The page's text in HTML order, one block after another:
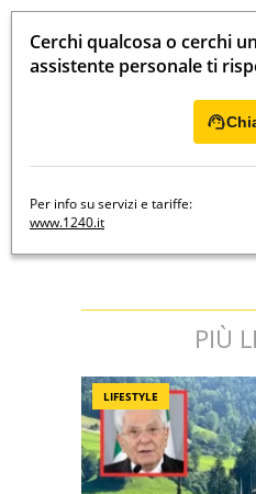
Cerchi qualcosa o cerchi
assistente personale ti
Per info su servizi e tariffe:
www.1240.it
PIÙ
LIFESTYLE